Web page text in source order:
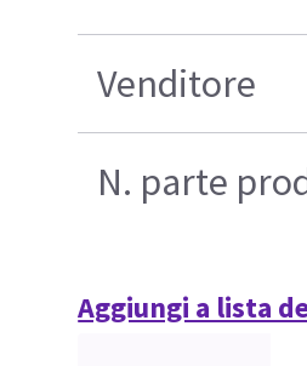
Venditore
N. parte
Aggiungi a lista